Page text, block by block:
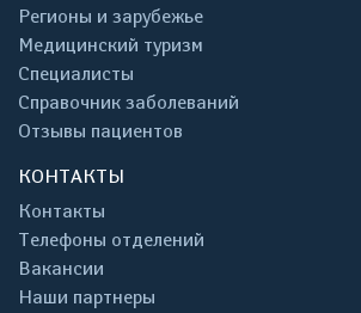
Регионы и зарубежье
Медицинский туризм
Специалисты
Справочник заболеваний
Отзывы пациентов
КОНТАКТЫ
Контакты
Телефоны отделений
Вакансии
Наши партнеры